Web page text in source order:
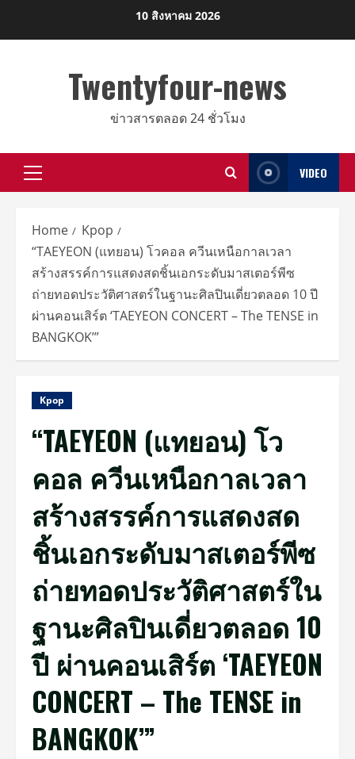
10 สิงหาคม 2026
Twentyfour-news
ข่าวสารตลอด 24 ชั่วโมง
Primary
VIDEO
Home
Kpop
“TAEYEON (แทยอน) โวคอล ควีนเหนือกาลเวลา
สร้างสรรค์การแสดงสดชิ้นเอกระดับมาสเตอร์พีซ
ถ่ายทอดประวัติศาสตร์ในฐานะศิลปินเดี่ยวตลอด 10 ปี
ผ่านคอนเสิร์ต ‘TAEYEON CONCERT – The TENSE in
BANGKOK’”
Kpop
“TAEYEON (แทยอน) โว
คอล ควีนเหนือกาลเวลา
สร้างสรรค์การแสดงสด
ชิ้นเอกระดับมาสเตอร์พีซ
ถ่ายทอดประวัติศาสตร์ใน
ฐานะศิลปินเดี่ยวตลอด 10
ปี ผ่านคอนเสิร์ต ‘TAEYEON
CONCERT – The TENSE in
BANGKOK’”